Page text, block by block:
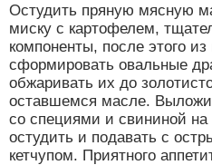
Остудить пряную мясную
миску с картофелем,
компоненты, после этого
сформировать овальные
обжаривать их до
оставшемся масле.
со специями и свининой на
остудить и подавать с
кетчупом. Приятного